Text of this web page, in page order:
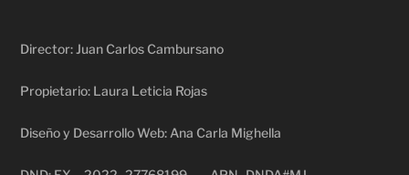
Director: Juan Carlos Cambursano
Propietario: Laura Leticia Rojas
Diseño y Desarrollo Web: Ana Carla Mighella